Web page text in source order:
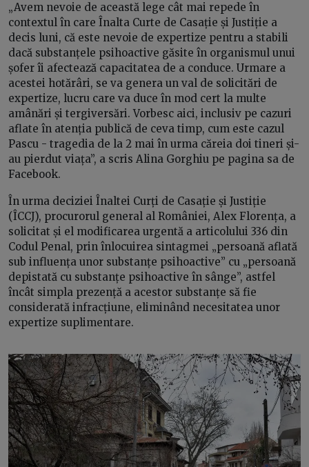
„Avem nevoie de această lege cât mai repede în
contextul în care Înalta Curte de Casație și Justiție a
decis luni, că este nevoie de expertize pentru a stabili
dacă substanțele psihoactive găsite în organismul unui
șofer îi afectează capacitatea de a conduce. Urmare a
acestei hotărâri, se va genera un val de solicitări de
expertize, lucru care va duce în mod cert la multe
amânări și tergiversări. Vorbesc aici, inclusiv pe cazuri
aflate în atenția publică de ceva timp, cum este cazul
Pascu - tragedia de la 2 mai în urma căreia doi tineri și-
au pierdut viața”, a scris Alina Gorghiu pe pagina sa de
Facebook.
În urma deciziei Înaltei Curți de Casație și Justiție
(ÎCCJ), procurorul general al României, Alex Florența, a
solicitat și el modificarea urgentă a articolului 336 din
Codul Penal, prin înlocuirea sintagmei „persoană aflată
sub influența unor substanțe psihoactive” cu „persoană
depistată cu substanțe psihoactive în sânge”, astfel
încât simpla prezență a acestor substanțe să fie
considerată infracțiune, eliminând necesitatea unor
expertize suplimentare.